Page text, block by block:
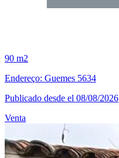
90 m2
Endereço: Guemes 5634
Publicado desde el 08/08/2026
Venta